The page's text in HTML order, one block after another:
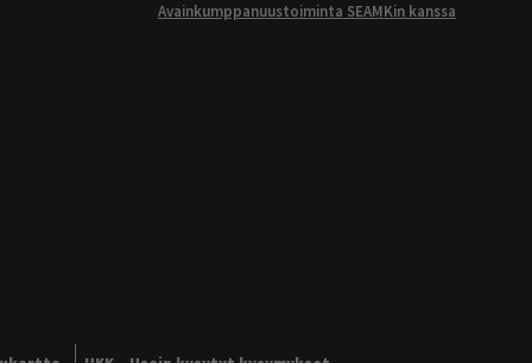
Avainkumppanuustoiminta SEAMKin kanssa